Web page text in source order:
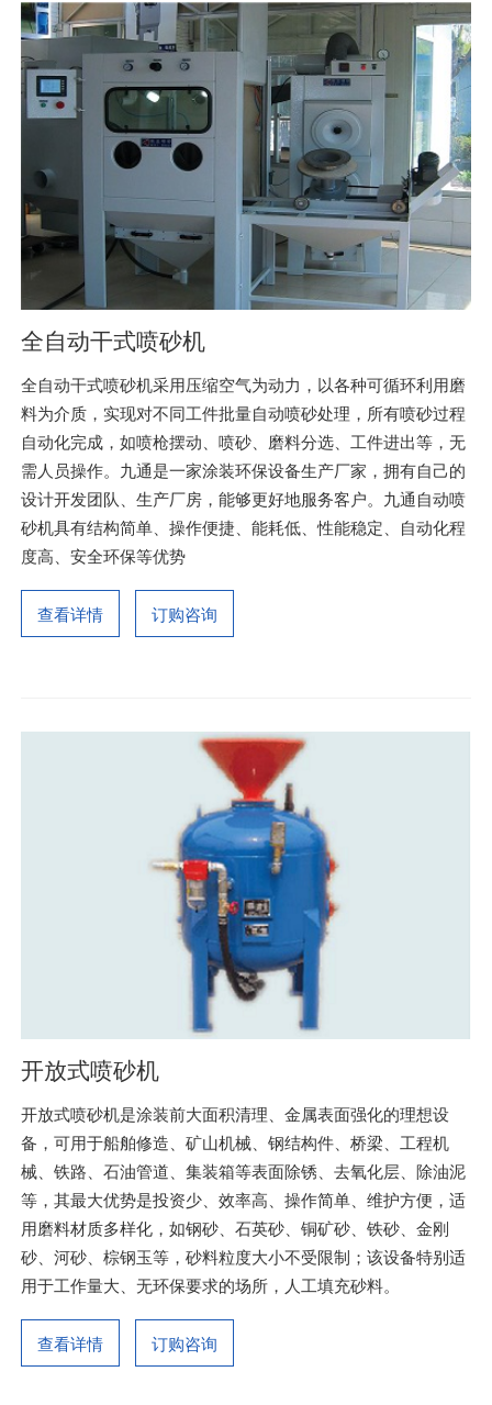
全自动干式喷砂机
全自动干式喷砂机采用压缩空气为动力，以各种可循环利用磨
料为介质，实现对不同工件批量自动喷砂处理，所有喷砂过程
自动化完成，如喷枪摆动、喷砂、磨料分选、工件进出等，无
需人员操作。九通是一家涂装环保设备生产厂家，拥有自己的
设计开发团队、生产厂房，能够更好地服务客户。九通自动喷
砂机具有结构简单、操作便捷、能耗低、性能稳定、自动化程
度高、安全环保等优势
查看详情 订购咨询
开放式喷砂机
开放式喷砂机是涂装前大面积清理、金属表面强化的理想设
备，可用于船舶修造、矿山机械、钢结构件、桥梁、工程机
械、铁路、石油管道、集装箱等表面除锈、去氧化层、除油泥
等，其最大优势是投资少、效率高、操作简单、维护方便，适
用磨料材质多样化，如钢砂、石英砂、铜矿砂、铁砂、金刚
砂、河砂、棕钢玉等，砂料粒度大小不受限制；该设备特别适
用于工作量大、无环保要求的场所，人工填充砂料。
查看详情 订购咨询